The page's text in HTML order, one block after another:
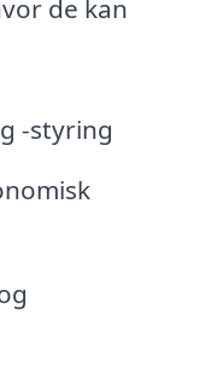
de kan
-styring